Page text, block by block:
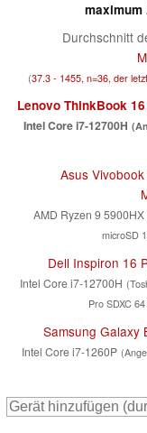
maximum
Durchschnitt
(37.3 - 1455, n=36, der
Lenovo ThinkBook
Intel Core i7-12700H
Asus
AMD Ryzen 9 5900HX
microSD
Dell Inspiron 16
Intel Core i7-12700H
Pro SDXC
Samsung Galaxy
Intel Core i7-1260P